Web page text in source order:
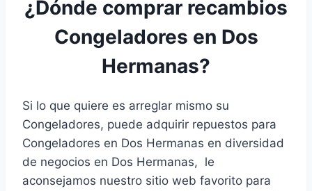
¿Dónde comprar recambios
Congeladores en Dos
Hermanas?
Si lo que quiere es arreglar mismo su
Congeladores, puede adquirir repuestos para
Congeladores en Dos Hermanas en diversidad
de negocios en Dos Hermanas, le
aconsejamos nuestro sitio web favorito para